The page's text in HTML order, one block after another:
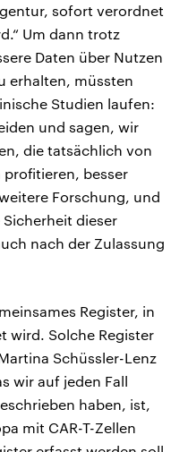
sofort verordnet
Um dann trotz
Daten über Nutzen
erhalten, müssten
Studien laufen:
und sagen, wir
die tatsächlich von
besser
Forschung, und
dieser
nach der Zulassung
Register, in
wird. Solche Register
Schüssler-Lenz
wir auf jeden Fall
haben, ist,
mit CAR-T-Zellen